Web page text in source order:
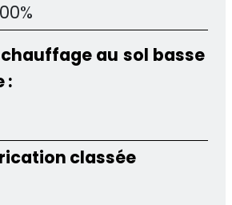
au sol basse
:
classée